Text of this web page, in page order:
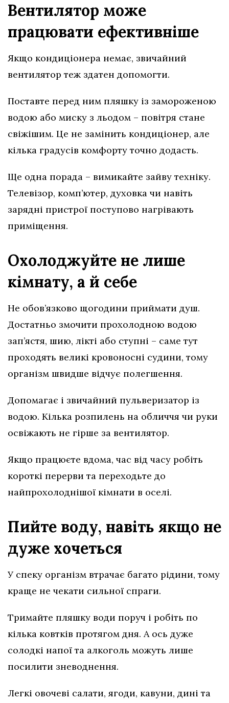
Вентилятор може
працювати ефективніше
Якщо кондиціонера немає, звичайний
вентилятор теж здатен допомогти.
Поставте перед ним пляшку із замороженою
водою або миску з льодом – повітря стане
свіжішим. Це не замінить кондиціонер, але
кілька градусів комфорту точно додасть.
Ще одна порада – вимикайте зайву техніку.
Телевізор, комп’ютер, духовка чи навіть
зарядні пристрої поступово нагрівають
приміщення.
Охолоджуйте не лише
кімнату, а й себе
Не обов’язково щогодини приймати душ.
Достатньо змочити прохолодною водою
зап’ястя, шию, лікті або ступні – саме тут
проходять великі кровоносні судини, тому
організм швидше відчує полегшення.
Допомагає і звичайний пульверизатор із
водою. Кілька розпилень на обличчя чи руки
освіжають не гірше за вентилятор.
Якщо працюєте вдома, час від часу робіть
короткі перерви та переходьте до
найпрохолоднішої кімнати в оселі.
Пийте воду, навіть якщо не
дуже хочеться
У спеку організм втрачає багато рідини, тому
краще не чекати сильної спраги.
Тримайте пляшку води поруч і робіть по
кілька ковтків протягом дня. А ось дуже
солодкі напої та алкоголь можуть лише
посилити зневоднення.
Легкі овочеві салати, ягоди, кавуни, дині та